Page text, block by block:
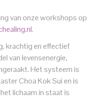
van onze workshops op
.
krachtig en effectief
van levensenergie,
Het systeem is
Choa Kok Sui en is
lichaam in staat is